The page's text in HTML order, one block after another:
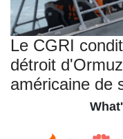
Le CGRI
détroit
américaine de